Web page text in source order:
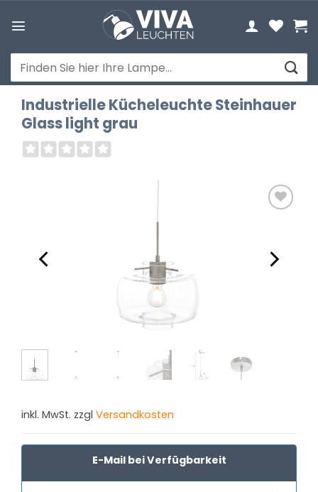
Inhalt
Suchen
nach:
Industrielle Kücheleuchte Steinhauer
Glass light grau
inkl. MwSt. zzgl Versandkosten
E-Mail bei Verfügbarkeit